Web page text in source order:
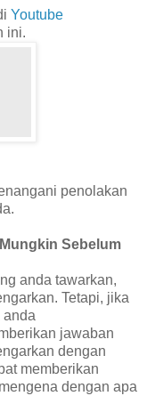
Youtube
ini.
penolakan
Sebelum
anda tawarkan,
Tetapi, jika
anda
jawaban
dengan
memberikan
dengan apa